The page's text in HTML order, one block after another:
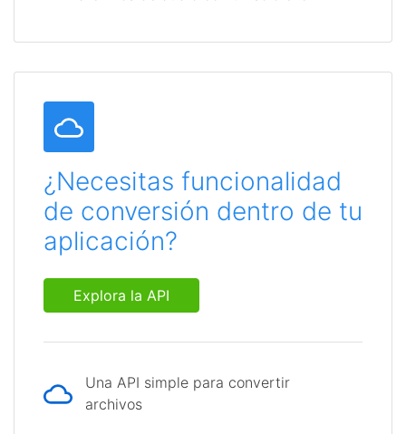
¿Necesitas funcionalidad
de conversión dentro de tu
aplicación?
Explora la API
Una API simple para convertir
archivos